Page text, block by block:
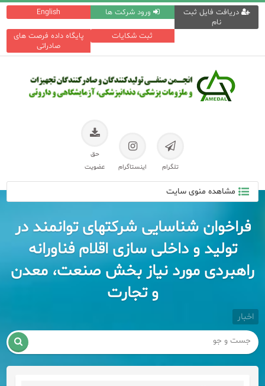
English ورود شرکت ها
دریافت فایل ثبت
نام
پایگاه داده فرصت های
صادراتی
ثبت شکایات
تلگرام اینستاگرام
حق
عضویت
مشاهده منوی سایت
فراخوان شناسایی شرکتهای توانمند در
تولید و داخلی سازی اقلام فناورانه
راهبردی مورد نیاز بخش صنعت، معدن
و تجارت
اخبار
